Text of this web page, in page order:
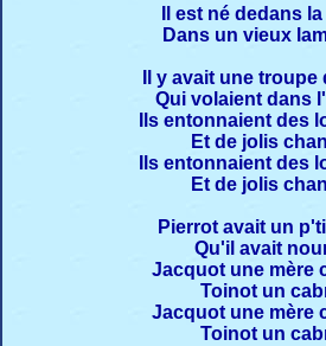
Il est né dedans
Dans un vieux
Il y avait une troupe
Qui volaient dans
Ils entonnaient des
Et de jolis
Ils entonnaient des
Et de jolis
Pierrot avait un
Qu'il avait
Jacquot une mère
Toinot un
Jacquot une mère
Toinot un